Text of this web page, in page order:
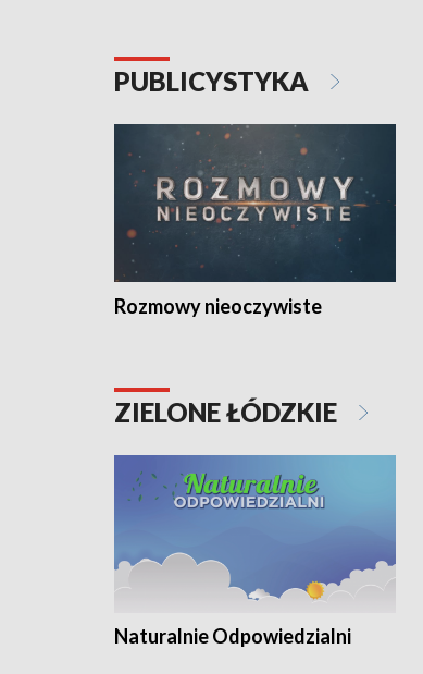
PUBLICYSTYKA
Rozmowy nieoczywiste
ZIELONE ŁÓDZKIE
Naturalnie Odpowiedzialni